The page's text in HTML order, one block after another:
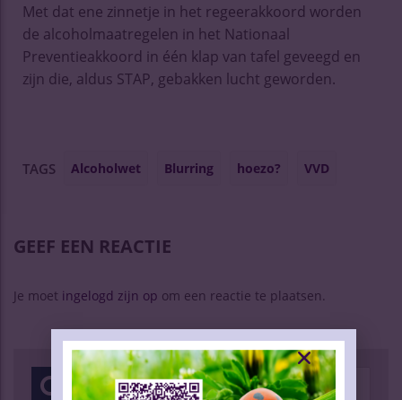
Met dat ene zinnetje in het regeerakkoord worden
de alcoholmaatregelen in het Nationaal
Preventieakkoord in één klap van tafel geveegd en
zijn die, aldus STAP, gebakken lucht geworden.
TAGS Alcoholwet Blurring hoezo? VVD
GEEF EEN REACTIE
Je moet ingelogd zijn op om een reactie te plaatsen.